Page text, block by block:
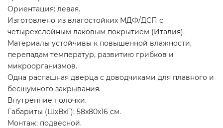
Ориентация: левая.
Изготовлено из влагостойких МДФ/ДСП с
четырехслойным лаковым покрытием (Италия).
Материалы устойчивы к повышенной влажности,
перепадам температур, развитию грибков и
микроорганизмов.
Одна распашная дверца с доводчиками для плавного и
бесшумного закрывания.
Внутренние полочки.
Габариты (ШхВхГ): 58x80x16 см.
Монтаж: подвесной.